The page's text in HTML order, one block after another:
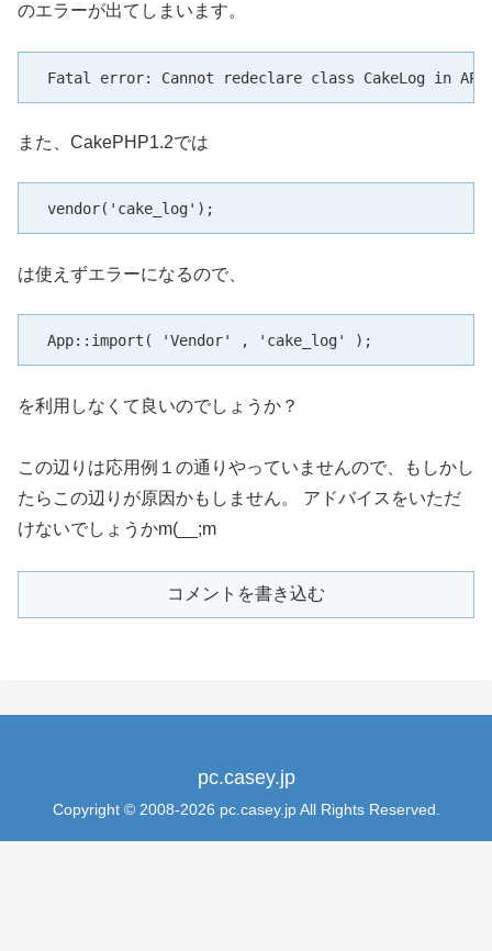
のエラーが出てしまいます。
Fatal error: Cannot redeclare class CakeLog in
また、CakePHP1.2では
vendor('cake_log');
は使えずエラーになるので、
App::import( 'Vendor' , 'cake_log' );
を利用しなくて良いのでしょうか？
この辺りは応用例１の通りやっていませんので、もしかし
たらこの辺りが原因かもしません。 アドバイスをいただ
けないでしょうかm(__;m
コメントを書き込む
pc.casey.jp
Copyright © 2008-2026 pc.casey.jp All Rights Reserved.